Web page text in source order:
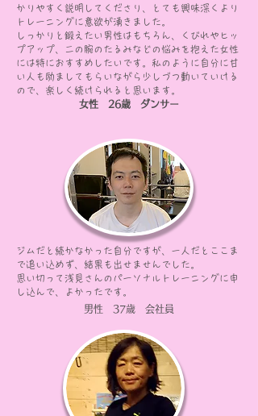
かりやすく説明してくださり、とても興味深くより
トレーニングに意欲が湧きました。
しっかりと鍛えたい男性はもちろん、くびれやヒッ
プアップ、二の腕のたるみなどの悩みを抱えた女性
には特におすすめしたいです。私のように自分に甘
い人も励ましてもらいながら少しづつ動いていける
ので、楽しく続けられると思います。
​女性 26歳 ダンサー
ジムだと続かなかった自分ですが、一人だとここま
で追い込めず、結果も出せませんでした。
思い切って浅見さんのパーソナルトレーニングに申
し込んで、よかったです。
男性 37歳 会社員